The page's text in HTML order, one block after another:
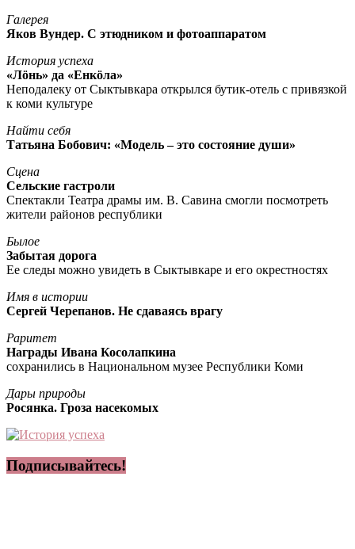
Галерея
Яков Вундер. С этюдником и фотоаппаратом
История успеха
«Лöнь» да «Енкöла»
Неподалеку от Сыктывкара открылся бутик-отель с привязкой
к коми культуре
Найти себя
Татьяна Бобович: «Модель – это состояние души»
Сцена
Сельские гастроли
Спектакли Театра драмы им. В. Савина смогли посмотреть
жители районов республики
Былое
Забытая дорога
Ее следы можно увидеть в Сыктывкаре и его окрестностях
Имя в истории
Сергей Черепанов. Не сдаваясь врагу
Раритет
Награды Ивана Косолапкина
сохранились в Национальном музее Республики Коми
Дары природы
Росянка. Гроза насекомых
Подписывайтесь!